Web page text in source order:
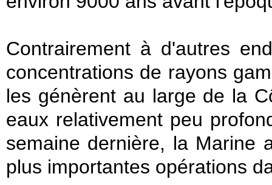
Contrairement à d'autres
concentrations de rayons
les génèrent au large de la
eaux relativement peu
semaine dernière, la Marine
plus importantes opérations